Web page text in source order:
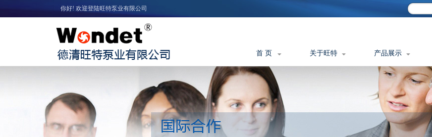
你好! 欢迎登陆旺特泵业有限公司
首 页 关于旺特 产品展示